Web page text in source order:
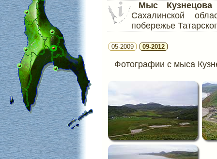
Мыс Кузнецова
Сахалинской
побережье
05-2009 09-2012
Фотографии с мыса